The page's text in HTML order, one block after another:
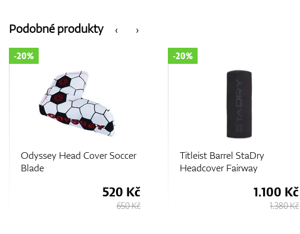
‹
Podobné produkty ›
Titleist Barrel StaDry
Headcover Fairway
-20%
1.100 Kč
1.380 Kč
Mizuno Blue Camo Putter
Headcover
-10%
945 Kč
1.050 Kč